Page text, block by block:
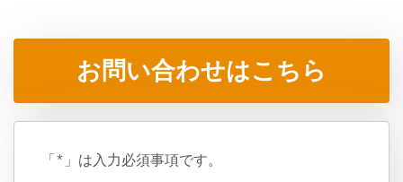
お問い合わせはこちら
「*」は入力必須事項です。